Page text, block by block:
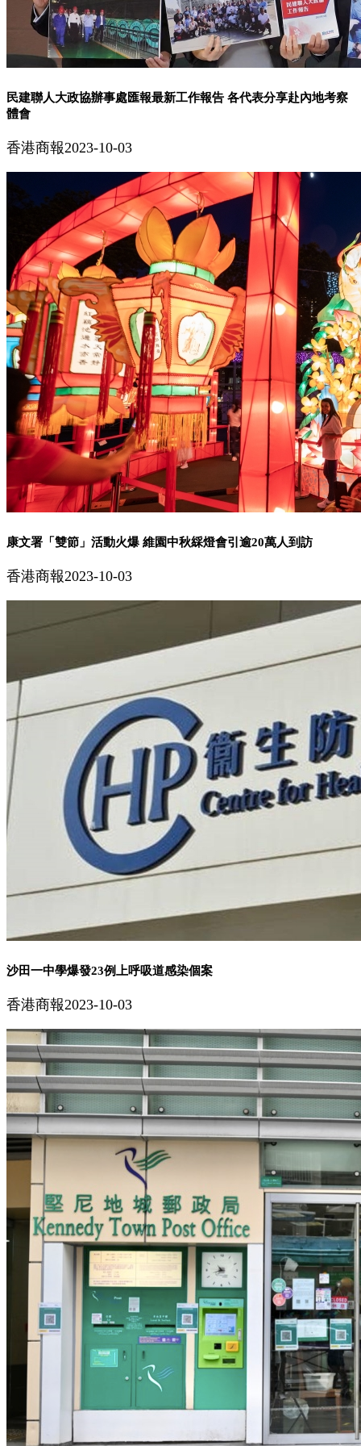
民建聯人大政協辦事處匯報最新工作報告 各代表分享赴內地考察
體會
香港商報2023-10-03
康文署「雙節」活動火爆 維園中秋綵燈會引逾20萬人到訪
香港商報2023-10-03
沙田一中學爆發23例上呼吸道感染個案
香港商報2023-10-03